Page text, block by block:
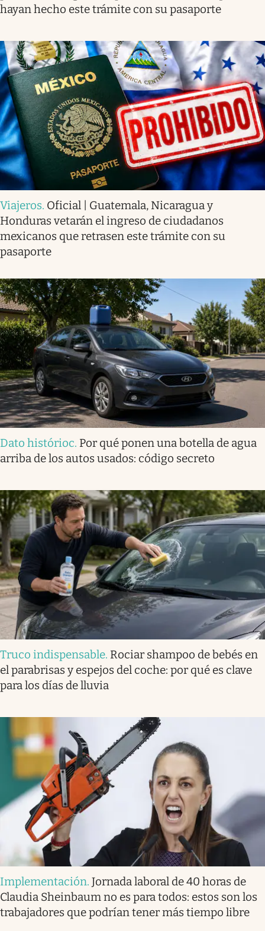
hayan hecho este trámite con su pasaporte
Viajeros. Oficial | Guatemala, Nicaragua y
Honduras vetarán el ingreso de ciudadanos
mexicanos que retrasen este trámite con su
pasaporte
Dato histórioc. Por qué ponen una botella de agua
arriba de los autos usados: código secreto
Truco indispensable. Rociar shampoo de bebés en
el parabrisas y espejos del coche: por qué es clave
para los días de lluvia
Implementación. Jornada laboral de 40 horas de
Claudia Sheinbaum no es para todos: estos son los
trabajadores que podrían tener más tiempo libre